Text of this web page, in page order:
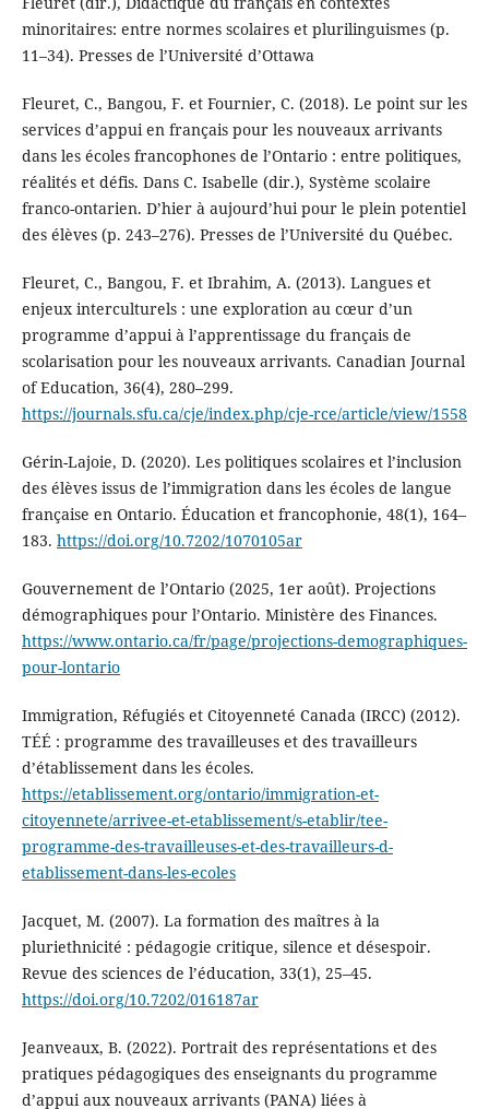
minoritaires: entre normes scolaires et plurilinguismes (p.
11–34). Presses de l’Université d’Ottawa
Fleuret, C., Bangou, F. et Fournier, C. (2018). Le point sur les
services d’appui en français pour les nouveaux arrivants
dans les écoles francophones de l’Ontario : entre politiques,
réalités et défis. Dans C. Isabelle (dir.), Système scolaire
franco-ontarien. D’hier à aujourd’hui pour le plein potentiel
des élèves (p. 243–276). Presses de l’Université du Québec.
Fleuret, C., Bangou, F. et Ibrahim, A. (2013). Langues et
enjeux interculturels : une exploration au cœur d’un
programme d’appui à l’apprentissage du français de
scolarisation pour les nouveaux arrivants. Canadian Journal
of Education, 36(4), 280–299.
https://journals.sfu.ca/cje/index.php/cje-rce/article/view/1558
Gérin-Lajoie, D. (2020). Les politiques scolaires et l’inclusion
des élèves issus de l’immigration dans les écoles de langue
française en Ontario. Éducation et francophonie, 48(1), 164–
183. https://doi.org/10.7202/1070105ar
Gouvernement de l’Ontario (2025, 1er août). Projections
démographiques pour l’Ontario. Ministère des Finances.
https://www.ontario.ca/fr/page/projections-demographiques-
pour-lontario
Immigration, Réfugiés et Citoyenneté Canada (IRCC) (2012).
TÉÉ : programme des travailleuses et des travailleurs
d’établissement dans les écoles.
https://etablissement.org/ontario/immigration-et-
citoyennete/arrivee-et-etablissement/s-etablir/tee-
programme-des-travailleuses-et-des-travailleurs-d-
etablissement-dans-les-ecoles
Jacquet, M. (2007). La formation des maîtres à la
pluriethnicité : pédagogie critique, silence et désespoir.
Revue des sciences de l’éducation, 33(1), 25–45.
https://doi.org/10.7202/016187ar
Jeanveaux, B. (2022). Portrait des représentations et des
pratiques pédagogiques des enseignants du programme
d’appui aux nouveaux arrivants (PANA) liées à